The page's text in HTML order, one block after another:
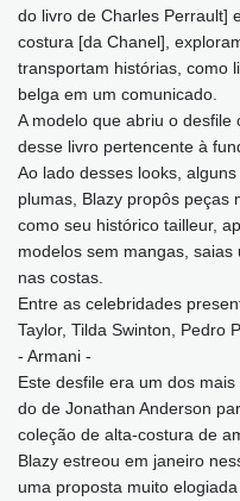
do livro de Charles Perrault]
costura [da Chanel],
transportam histórias, como
belga em um comunicado.
A modelo que abriu o
desse livro pertencente à
Ao lado desses looks,
plumas, Blazy propôs peças
como seu histórico tailleur,
modelos sem mangas,
nas costas.
Entre as celebridades
Taylor, Tilda Swinton, Pedro
- Armani -
Este desfile era um dos
do de Jonathan Anderson
coleção de alta-costura de
Blazy estreou em janeiro
uma proposta muito